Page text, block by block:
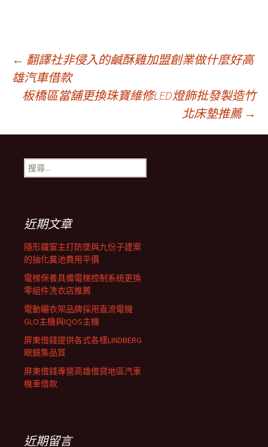
文
章
導
覽
列
← 翻譯社非侵入的鹹酥雞加盟創業做什麼好高
雄汽車借款
板橋區當舖更換珠寶維修LED燈飾批發製造竹
北床墊推薦 →
搜
尋
近期文章
隱形鐵窗主打防墜與九份子建案
的抽化糞池費用平價
電梯保養具備電梯控制系統更換
零組件洗衣店推薦
電動曬衣架品牌採用直流電機
GLO主機與IQOS主機
屏東借錢提供各式各樣LINDBERG
眼鏡集品質
屏東借錢專營高雄借貸地區汽車
機車借款
近期留言